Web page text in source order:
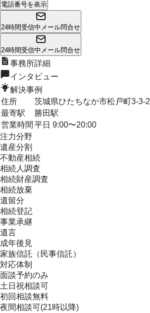
電話番号を表示
24時間受信中 メール問合せ
24時間受信中 メール問合せ
事務所詳細
インタビュー
解決事例
住所
茨城県ひたちなか市松戸町3-3-2
最寄駅
勝田駅
営業時間 平日 9:00〜20:00
注力分野
遺産分割
不動産相続
相続人調査
相続財産調査
相続放棄
遺留分
相続登記
事業承継
遺言
成年後見
家族信託（民事信託）
対応体制
面談予約のみ
土日祝相談可
初回相談無料
夜間相談可(21時以降)